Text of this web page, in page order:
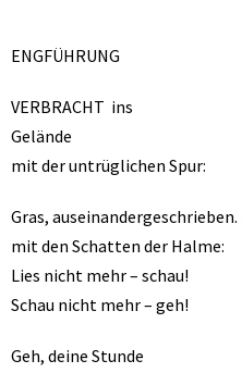
ENGFÜHRUNG
VERBRACHT ins
Gelände
mit der untrüglichen Spur:
Gras,
mit den Schatten der Halme:
Lies nicht mehr – schau!
Schau nicht mehr – geh!
Geh, deine Stunde